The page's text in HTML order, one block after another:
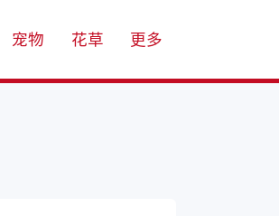
宠物 花草 更多